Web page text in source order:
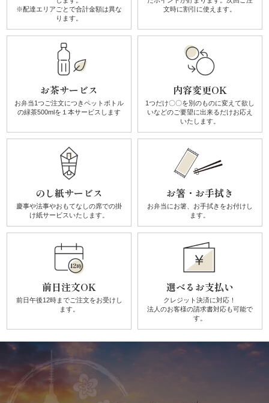
か
ん
け
《揚
げ
唐
揚
ズ
シ
※配達エリアごとで合計金額は異な
ります。
文時に割引に使えます。
お茶サービス
お弁当1つご注文につきペットボトル
の緑茶500mlを１本サービスします
内容変更OK
1つだけ〇〇を別のものに変えて欲し
いなどのご要望に出来るだけお応え
いたします。
のし紙サービス
慶事や法事やおもてなしの席での掛
け紙サービスいたします。
お箸・お手拭き
お弁当にお箸、お手拭きをお付けし
ます。
前日注文OK
前日午後12時までご注文をお受けし
ます。
選べるお支払い
クレジット決済に対応！
法人のお客様の請求書対応も可能で
す。